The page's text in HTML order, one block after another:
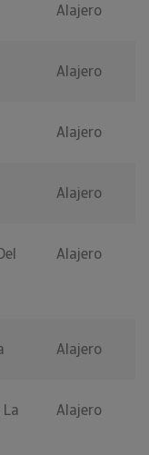
Alajero
Alajero
Alajero
Alajero
Alajero
Alajero
Alajero